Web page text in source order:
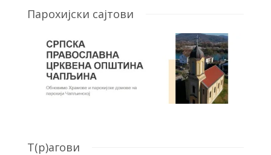
Парохијски сајтови
T(р)агови